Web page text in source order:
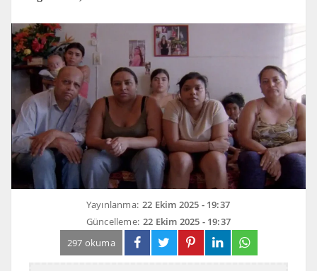
Yayınlanma: 22 Ekim 2025 - 19:37
Güncelleme: 22 Ekim 2025 - 19:37
297 okuma